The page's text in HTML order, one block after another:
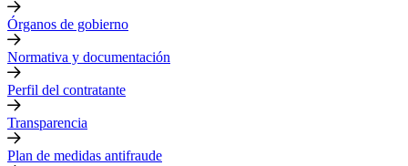
Órganos de gobierno
Normativa y documentación
Perfil del contratante
Transparencia
Plan de medidas antifraude